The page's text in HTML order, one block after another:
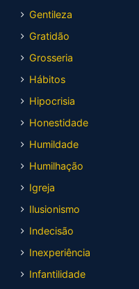
Gentileza
Gratidão
Grosseria
Hábitos
Hipocrisia
Honestidade
Humildade
Humilhação
Igreja
Ilusionismo
Indecisão
Inexperiência
Infantilidade